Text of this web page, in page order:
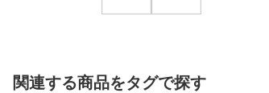
関連する商品をタグで探す